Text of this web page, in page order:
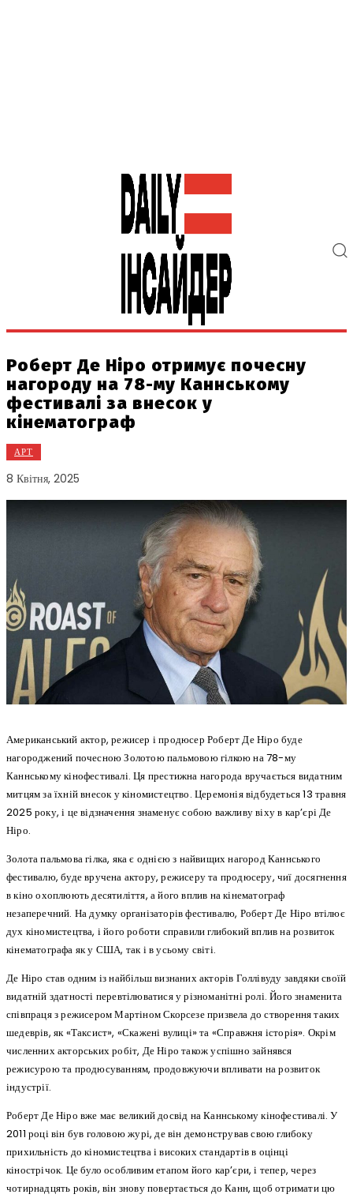
Роберт Де Ніро отримує почесну
нагороду на 78-му Каннському
фестивалі за внесок у
кінематограф
АРТ
8 Квітня, 2025
Американський актор, режисер і продюсер Роберт Де Ніро буде
нагороджений почесною Золотою пальмовою гілкою на 78-му
Каннському кінофестивалі. Ця престижна нагорода вручається видатним
митцям за їхній внесок у кіномистецтво. Церемонія відбудеться 13 травня
2025 року, і це відзначення знаменує собою важливу віху в кар’єрі Де
Ніро.
Золота пальмова гілка, яка є однією з найвищих нагород Каннського
фестивалю, буде вручена актору, режисеру та продюсеру, чиї досягнення
в кіно охоплюють десятиліття, а його вплив на кінематограф
незаперечний. На думку організаторів фестивалю, Роберт Де Ніро втілює
дух кіномистецтва, і його роботи справили глибокий вплив на розвиток
кінематографа як у США, так і в усьому світі.
Де Ніро став одним із найбільш визнаних акторів Голлівуду завдяки своїй
видатній здатності перевтілюватися у різноманітні ролі. Його знаменита
співпраця з режисером Мартіном Скорсезе призвела до створення таких
шедеврів, як «Таксист», «Скажені вулиці» та «Справжня історія». Окрім
численних акторських робіт, Де Ніро також успішно зайнявся
режисурою та продюсуванням, продовжуючи впливати на розвиток
індустрії.
Роберт Де Ніро вже має великий досвід на Каннському кінофестивалі. У
2011 році він був головою журі, де він демонстрував свою глибоку
прихильність до кіномистецтва і високих стандартів в оцінці
кінострічок. Це було особливим етапом його кар’єри, і тепер, через
чотирнадцять років, він знову повертається до Канн, щоб отримати цю